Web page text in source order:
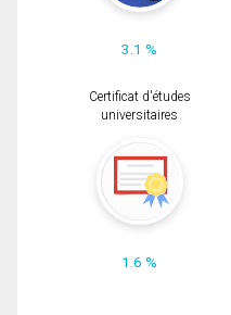
3.1 %
Certificat d'études
universitaires
1.6 %